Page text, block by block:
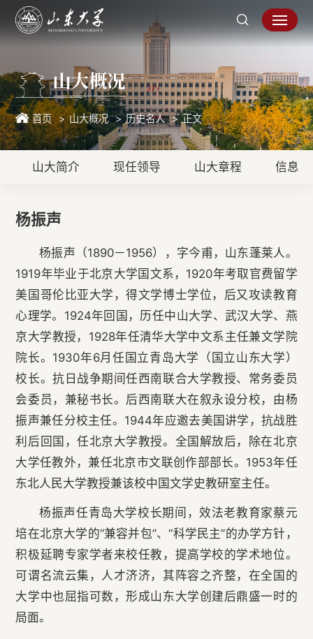
山大概况
首页 山大概况 历史名人 正文
山大简介 现任领导 山大章程 信息
杨振声
杨振声（1890－1956），字今甫，山东蓬莱人。
1919年毕业于北京大学国文系，1920年考取官费留学
美国哥伦比亚大学，得文学博士学位，后又攻读教育
心理学。1924年回国，历任中山大学、武汉大学、燕
京大学教授，1928年任清华大学中文系主任兼文学院
院长。1930年6月任国立青岛大学（国立山东大学）
校长。抗日战争期间任西南联合大学教授、常务委员
会委员，兼秘书长。后西南联大在叙永设分校，由杨
振声兼任分校主任。1944年应邀去美国讲学，抗战胜
利后回国，任北京大学教授。全国解放后，除在北京
大学任教外，兼任北京市文联创作部部长。1953年任
东北人民大学教授兼该校中国文学史教研室主任。
杨振声任青岛大学校长期间，效法老教育家蔡元
培在北京大学的“兼容并包”、“科学民主”的办学方针，
积极延聘专家学者来校任教，提高学校的学术地位。
可谓名流云集，人才济济，其阵容之齐整，在全国的
大学中也屈指可数，形成山东大学创建后鼎盛一时的
局面。